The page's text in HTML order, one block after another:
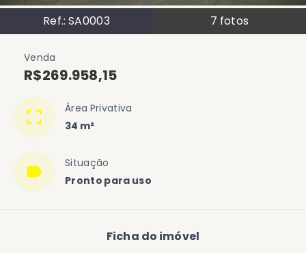
Ref.:SA0003 7 fotos
Venda
R$269.958,15
Área Privativa
34 m²
Situação
Pronto para uso
Ficha do imóvel